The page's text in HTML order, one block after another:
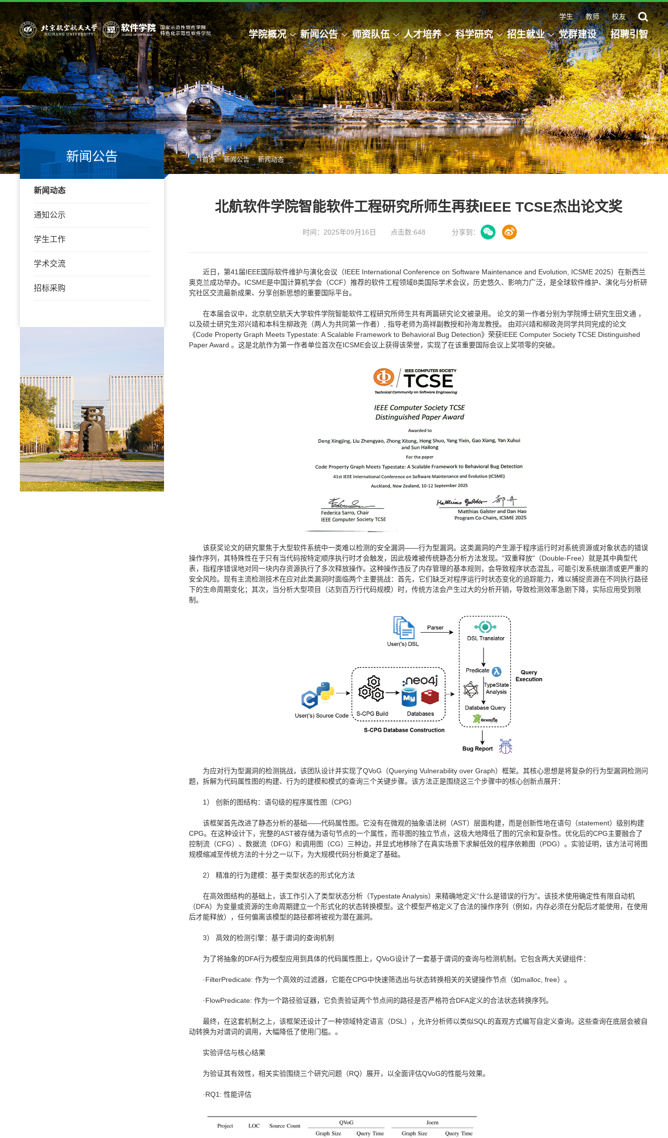
学生 教师 校友
学院概况 新闻公告 师资队伍 人才培养 科学研究 招生就业 党群建设 招聘引智
新闻公告
新闻动态
通知公示
学生工作
学术交流
招标采购
首页 - 新闻公告 - 新闻动态
北航软件学院智能软件工程研究所师生再获IEEE TCSE杰出论文奖
时间：2025年09月16日 点击数:648 分享到：
近日，第41届IEEE国际软件维护与演化会议（IEEE International Conference on Software Maintenance and Evolution, ICSME 2025）在新西兰
奥克兰成功举办。ICSME是中国计算机学会（CCF）推荐的软件工程领域B类国际学术会议，历史悠久、影响力广泛，是全球软件维护、演化与分析研
究社区交流最新成果、分享创新思想的重要国际平台。
在本届会议中，北京航空航天大学软件学院智能软件工程研究所师生共有两篇研究论文被录用。 论文的第一作者分别为学院博士研究生田文通 ，
以及硕士研究生邓兴靖和本科生柳政尧（两人为共同第一作者）, 指导老师为高祥副教授和孙海龙教授。 由邓兴靖和柳政尧同学共同完成的论文
《Code Property Graph Meets Typestate: A Scalable Framework to Behavioral Bug Detection》荣获IEEE Computer Society TCSE Distinguished
Paper Award 。这是北航作为第一作者单位首次在ICSME会议上获得该荣誉，实现了在该重要国际会议上奖项零的突破。
该获奖论文的研究聚焦于大型软件系统中一类难以检测的安全漏洞——行为型漏洞。这类漏洞的产生源于程序运行时对系统资源或对象状态的错误
操作序列，其特殊性在于只有当代码按特定顺序执行时才会触发，因此极难被传统静态分析方法发现。"双重释放"（Double-Free）就是其中典型代
表，指程序错误地对同一块内存资源执行了多次释放操作。这种操作违反了内存管理的基本规则，会导致程序状态混乱，可能引发系统崩溃或更严重的
安全风险。现有主流检测技术在应对此类漏洞时面临两个主要挑战：首先，它们缺乏对程序运行时状态变化的追踪能力，难以捕捉资源在不同执行路径
下的生命周期变化；其次，当分析大型项目（达到百万行代码规模）时，传统方法会产生过大的分析开销，导致检测效率急剧下降，实际应用受到限
制。
为应对行为型漏洞的检测挑战，该团队设计并实现了QVoG（Querying Vulnerability over Graph）框架。其核心思想是将复杂的行为型漏洞检测问
题，拆解为代码属性图的构建、行为的建模和模式的查询三个关键步骤。该方法正是围绕这三个步骤中的核心创新点展开：
1） 创新的图结构：语句级的程序属性图（CPG）
该框架首先改进了静态分析的基础——代码属性图。它没有在微观的抽象语法树（AST）层面构建，而是创新性地在语句（statement）级别构建
CPG。在这种设计下，完整的AST被存储为语句节点的一个属性，而非图的独立节点，这极大地降低了图的冗余和复杂性。优化后的CPG主要融合了
控制流（CFG）、数据流（DFG）和调用图（CG）三种边，并显式地移除了在真实场景下求解低效的程序依赖图（PDG）。实验证明，该方法可将图
规模缩减至传统方法的十分之一以下，为大规模代码分析奠定了基础。
2） 精准的行为建模：基于类型状态的形式化方法
在高效图结构的基础上，该工作引入了类型状态分析（Typestate Analysis）来精确地定义“什么是错误的行为”。该技术使用确定性有限自动机
（DFA）为变量或资源的生命周期建立一个形式化的状态转换模型。这个模型严格定义了合法的操作序列（例如，内存必须在分配后才能使用，在使用
后才能释放），任何偏离该模型的路径都将被视为潜在漏洞。
3） 高效的检测引擎：基于谓词的查询机制
为了将抽象的DFA行为模型应用到具体的代码属性图上，QVoG设计了一套基于谓词的查询与检测机制。它包含两大关键组件：
·FilterPredicate: 作为一个高效的过滤器，它能在CPG中快速筛选出与状态转换相关的关键操作节点（如malloc, free）。
·FlowPredicate: 作为一个路径验证器，它负责验证两个节点间的路径是否严格符合DFA定义的合法状态转换序列。
最终，在这套机制之上，该框架还设计了一种领域特定语言（DSL），允许分析师以类似SQL的直观方式编写自定义查询。这些查询在底层会被自
动转换为对谓词的调用，大幅降低了使用门槛。。
实验评估与核心结果
为验证其有效性，相关实验围绕三个研究问题（RQ）展开，以全面评估QVoG的性能与效果。
·RQ1: 性能评估